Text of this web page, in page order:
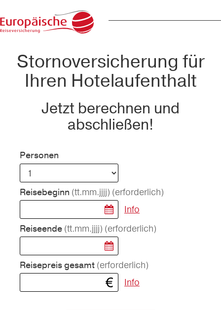
Stornoversicherung für
Ihren Hotelaufenthalt
Jetzt berechnen und
abschließen!
Personen
Reisebeginn (tt.mm.jjjj) (erforderlich)
Info
Reiseende (tt.mm.jjjj) (erforderlich)
Reisepreis gesamt (erforderlich)
Info